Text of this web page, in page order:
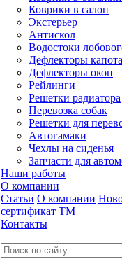
Коврики в салон
Экстерьер
Антискол
Водостоки
Дефлекторы капота
Дефлекторы окон
Рейлинги
Решетки радиатора
Перевозка собак
Решетки для
Автогамаки
Чехлы на сиденья
Запчасти для
Наши работы
О компании
Статьи О компании
сертификат ТМ
Контакты